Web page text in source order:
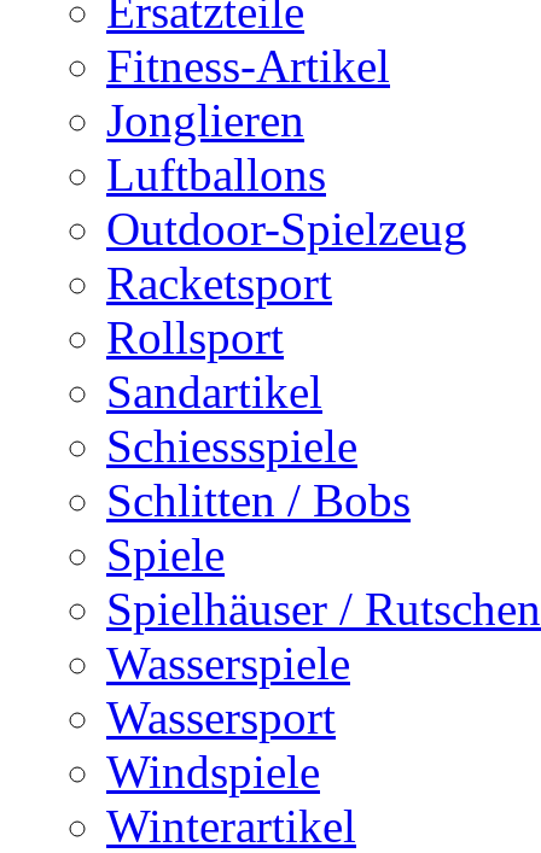
Ersatzteile
Fitness-Artikel
Jonglieren
Luftballons
Outdoor-Spielzeug
Racketsport
Rollsport
Sandartikel
Schiessspiele
Schlitten / Bobs
Spiele
Spielhäuser / Rutschen
Wasserspiele
Wassersport
Windspiele
Winterartikel